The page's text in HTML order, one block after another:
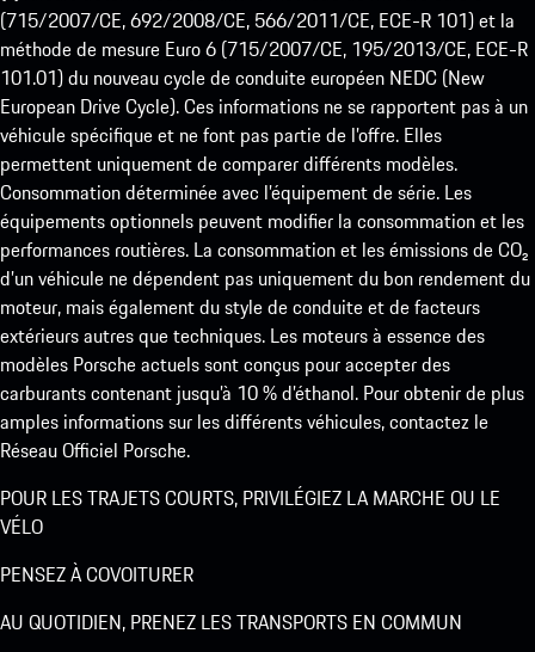
(715/2007/CE, 692/2008/CE, 566/2011/CE, ECE-R 101) et la
méthode de mesure Euro 6 (715/2007/CE, 195/2013/CE, ECE-R
101.01) du nouveau cycle de conduite européen NEDC (New
European Drive Cycle). Ces informations ne se rapportent pas à un
véhicule spécifique et ne font pas partie de l’offre. Elles
permettent uniquement de comparer différents modèles.
Consommation déterminée avec l’équipement de série. Les
équipements optionnels peuvent modifier la consommation et les
performances routières. La consommation et les émissions de CO₂
d’un véhicule ne dépendent pas uniquement du bon rendement du
moteur, mais également du style de conduite et de facteurs
extérieurs autres que techniques. Les moteurs à essence des
modèles Porsche actuels sont conçus pour accepter des
carburants contenant jusqu’à 10 % d’éthanol. Pour obtenir de plus
amples informations sur les différents véhicules, contactez le
Réseau Officiel Porsche.
POUR LES TRAJETS COURTS, PRIVILÉGIEZ LA MARCHE OU LE
VÉLO
PENSEZ À COVOITURER
AU QUOTIDIEN, PRENEZ LES TRANSPORTS EN COMMUN